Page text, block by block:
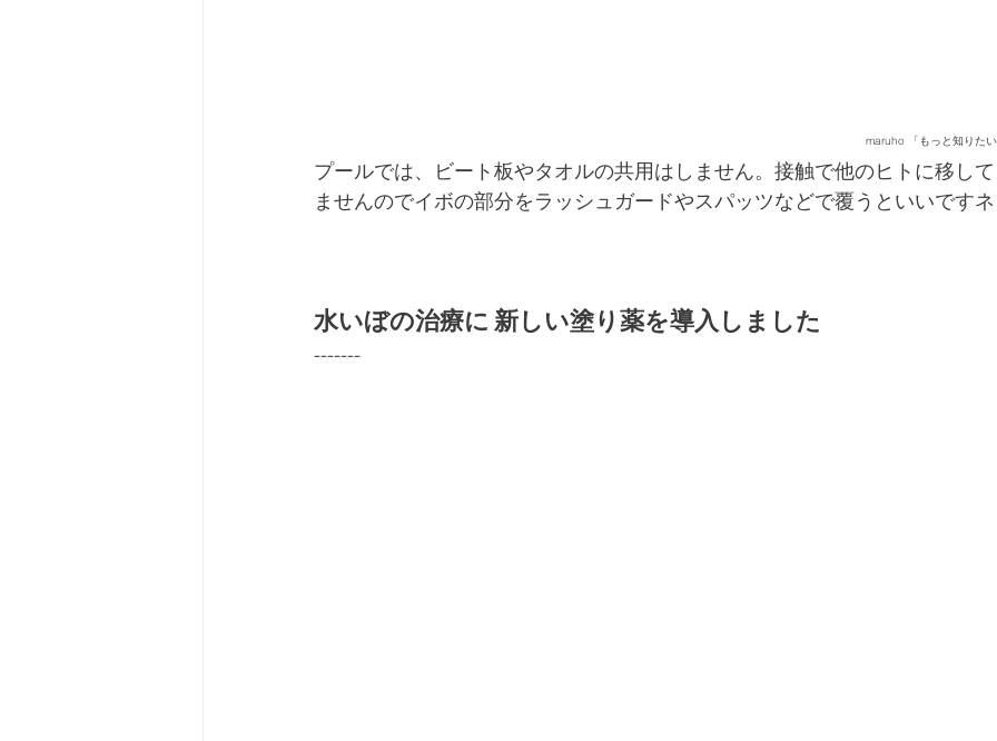
maruho 「もっと知りた
プールでは、ビート板やタオルの共用はしません。接触で他のヒトに移し
ませんのでイボの部分をラッシュガードやスパッツなどで覆うといいですネ
水いぼの治療に 新しい塗り薬を導入しました
-------